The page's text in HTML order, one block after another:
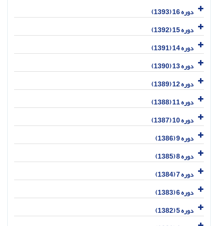
دوره 16 (1393)
دوره 15 (1392)
دوره 14 (1391)
دوره 13 (1390)
دوره 12 (1389)
دوره 11 (1388)
دوره 10 (1387)
دوره 9 (1386)
دوره 8 (1385)
دوره 7 (1384)
دوره 6 (1383)
دوره 5 (1382)